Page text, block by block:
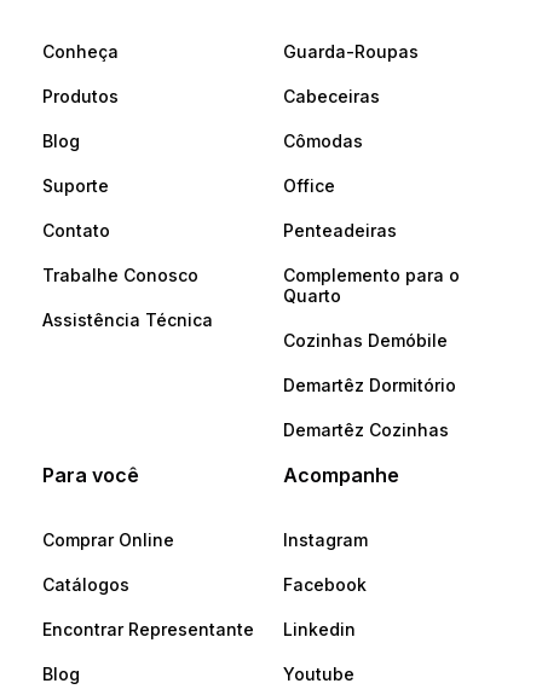
Conheça
Produtos
Blog
Suporte
Contato
Trabalhe Conosco
Assistência Técnica
Guarda-Roupas
Cabeceiras
Cômodas
Office
Penteadeiras
Complemento para o
Quarto
Cozinhas Demóbile
Demartêz Dormitório
Demartêz Cozinhas
Para você
Comprar Online
Catálogos
Encontrar Representante
Blog
Acompanhe
Instagram
Facebook
Linkedin
Youtube